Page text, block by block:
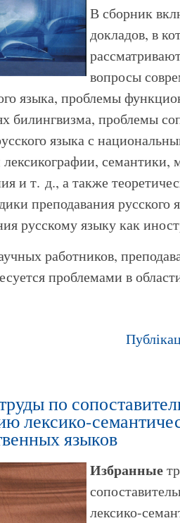
В сборник
докладов, в
вопросы
языка, проблемы
билингвизма, проблемы
языка с
лексикографии,
и т. д., а также
преподавания русского
русскому языку как
работников,
проблемами в
по
лексико-
языков
Избранные
лексико-